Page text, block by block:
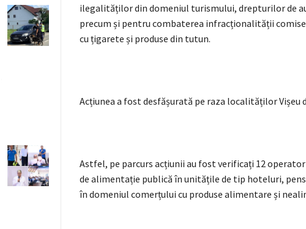
ilegalităților din domeniul turismului, drepturilor de
precum și pentru combaterea infracționalității
cu țigarete și produse din tutun.
Acțiunea a fost desfășurată pe raza localităților Vișeu
Astfel, pe parcurs acțiunii au fost verificați 12
de alimentație publică în unitățile de tip hoteluri,
în domeniul comerțului cu produse alimentare și